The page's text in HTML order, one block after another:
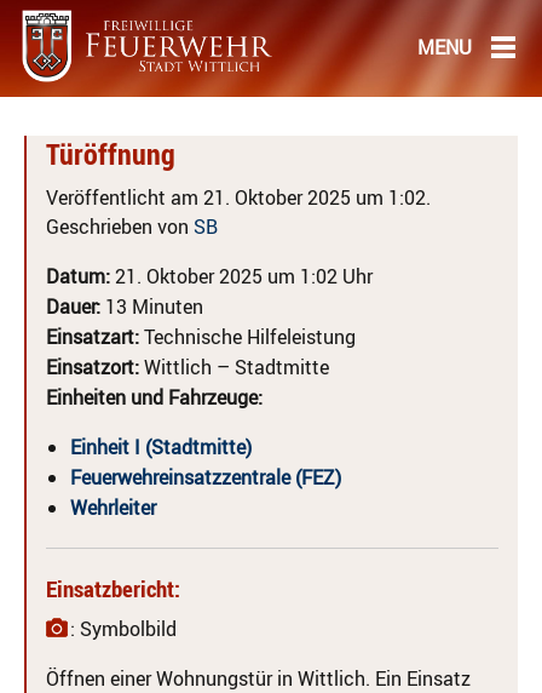
Türöffnung
Veröffentlicht am 21. Oktober 2025 um 1:02.
Geschrieben von SB
Datum:21. Oktober 2025 um 1:02 Uhr
Dauer: 13 Minuten
Einsatzart:Technische Hilfeleistung
Einsatzort:Wittlich – Stadtmitte
Einheiten und Fahrzeuge:
Einheit I (Stadtmitte)
Feuerwehreinsatzzentrale (FEZ)
Wehrleiter
Einsatzbericht:
: Symbolbild
Öffnen einer Wohnungstür in Wittlich. Ein Einsatz